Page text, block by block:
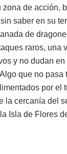
zona de acción,
saber en su
de
raros, una
y no dudan en
que no pasa
por el
la cercanía del
Isla de Flores